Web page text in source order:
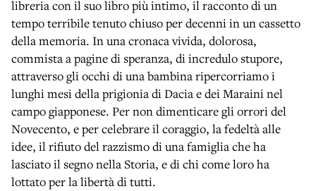
libreria con il suo libro più intimo, il racconto di un
tempo terribile tenuto chiuso per decenni in un cassetto
della memoria. In una cronaca vivida, dolorosa,
commista a pagine di speranza, di incredulo stupore,
attraverso gli occhi di una bambina ripercorriamo i
lunghi mesi della prigionia di Dacia e dei Maraini nel
campo giapponese. Per non dimenticare gli orrori del
Novecento, e per celebrare il coraggio, la fedeltà alle
idee, il rifiuto del razzismo di una famiglia che ha
lasciato il segno nella Storia, e di chi come loro ha
lottato per la libertà di tutti.